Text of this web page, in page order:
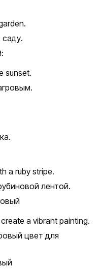
sunset.
a ruby stripe.
лентой.
a vibrant painting.
цвет для